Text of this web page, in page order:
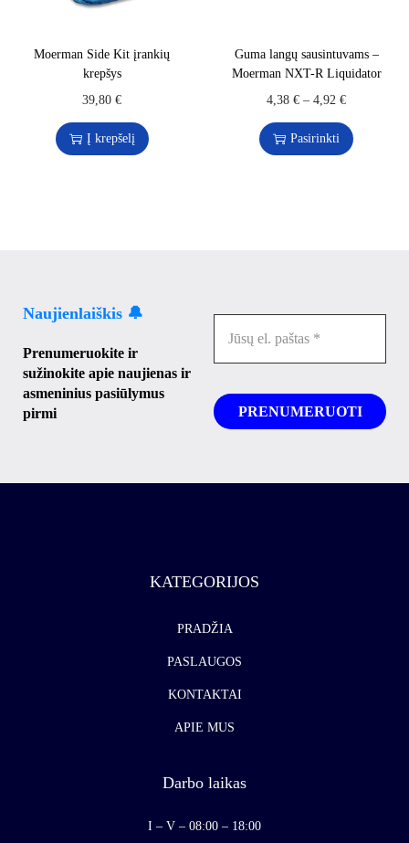
Moerman Side Kit įrankių
krepšys
39,80€
Į krepšelį
Guma langų sausintuvams –
Moerman NXT-R Liquidator
4,38€ –4,92€
Pasirinkti
Naujienlaiškis 🔔
Prenumeruokite ir
sužinokite apie naujienas ir
asmeninius pasiūlymus
pirmi
KATEGORIJOS
PRADŽIA
PASLAUGOS
KONTAKTAI
APIE MUS
Darbo laikas
I – V – 08:00 – 18:00